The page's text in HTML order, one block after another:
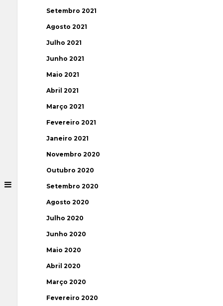
Setembro 2021
Agosto 2021
Julho 2021
Junho 2021
Maio 2021
Abril 2021
Março 2021
Fevereiro 2021
Janeiro 2021
Novembro 2020
Outubro 2020
Setembro 2020
Agosto 2020
Julho 2020
Junho 2020
Maio 2020
Abril 2020
Março 2020
Fevereiro 2020